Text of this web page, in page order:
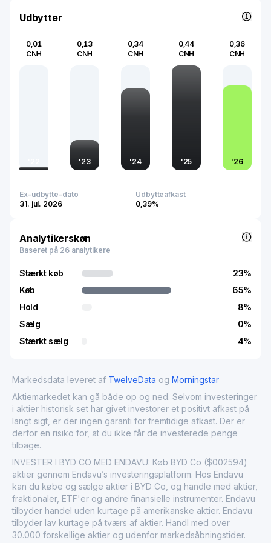
Udbytter
0,01
CNH
0,13
CNH
'23
0,34
CNH
'24
0,44
CNH
'25
0,36
CNH
'26
Ex-udbytte-dato
31. jul. 2026
Udbytteafkast
0,39%
Analytikerskøn
Baseret på 26 analytikere
Stærkt køb
Køb
Hold
Sælg
Stærkt sælg
23%
65%
8%
0%
4%
Markedsdata leveret af TwelveData og Morningstar
Aktiemarkedet kan gå både op og ned. Selvom investeringer
i aktier historisk set har givet investorer et positivt afkast på
langt sigt, er der ingen garanti for fremtidige afkast. Der er
derfor en risiko for, at du ikke får de investerede penge
tilbage.
INVESTER I BYD CO MED ENDAVU: Køb BYD Co ($002594)
aktier gennem Endavu’s investeringsplatform. Hos Endavu
kan du købe og sælge aktier i BYD Co, og handle med aktier,
fraktionaler, ETF'er og andre finansielle instrumenter. Endavu
tilbyder handel uden kurtage på amerikanske aktier. Endavu
tilbyder lav kurtage på tværs af aktier. Handl med over
30.000 forskellige aktier og udenfor markedsåbningstider.